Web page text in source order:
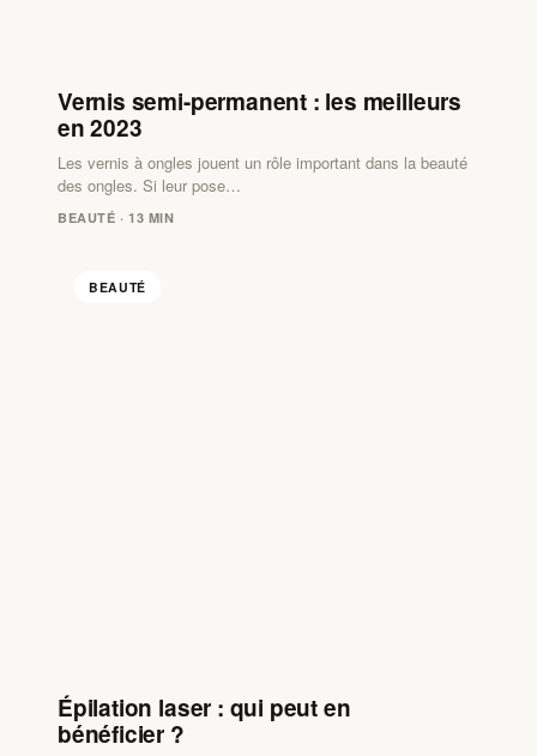
Vernis semi-permanent : les meilleurs
en 2023
Les vernis à ongles jouent un rôle important dans la beauté
des ongles. Si leur pose…
BEAUTÉ · 13 MIN
BEAUTÉ
Épilation laser : qui peut en
bénéficier ?